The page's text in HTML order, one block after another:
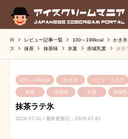
レビュー記事一覧 100～199kcal かき氷
ス
抹茶 抹茶味 氷菓 赤城乳業 抹茶
100～199kcal かき氷 バニラ・ミルク
抹茶 抹茶味 氷菓 赤城乳
抹茶ラテ氷
2026.07.01 / 最終更新日：2026.07.01